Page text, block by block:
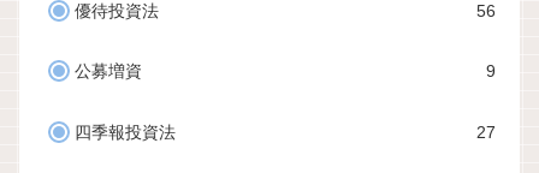
優待投資法 56
公募増資 9
四季報投資法 27